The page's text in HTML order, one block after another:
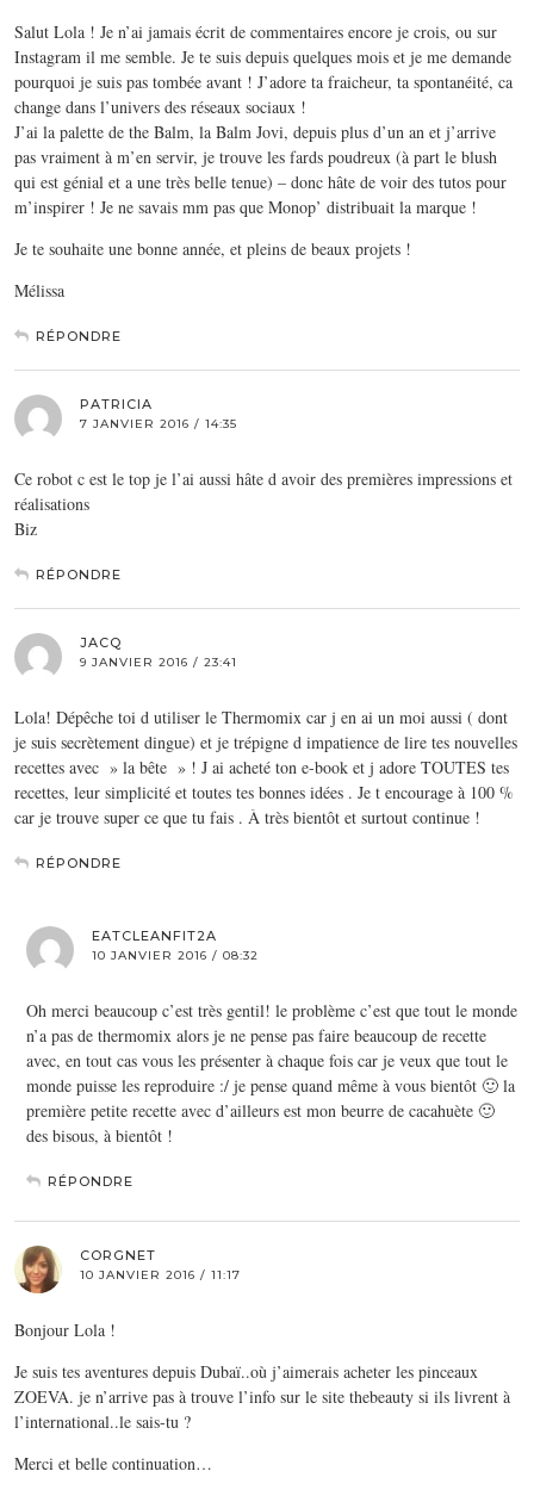
Salut Lola ! Je n’ai jamais écrit de commentaires encore je crois, ou sur
Instagram il me semble. Je te suis depuis quelques mois et je me demande
pourquoi je suis pas tombée avant ! J’adore ta fraicheur, ta spontanéité, ca
change dans l’univers des réseaux sociaux !
J’ai la palette de the Balm, la Balm Jovi, depuis plus d’un an et j’arrive
pas vraiment à m’en servir, je trouve les fards poudreux (à part le blush
qui est génial et a une très belle tenue) – donc hâte de voir des tutos pour
m’inspirer ! Je ne savais mm pas que Monop’ distribuait la marque !
Je te souhaite une bonne année, et pleins de beaux projets !
Mélissa
RÉPONDRE
PATRICIA
7 JANVIER 2016 / 14:35
Ce robot c est le top je l’ai aussi hâte d avoir des premières impressions et
réalisations
Biz
RÉPONDRE
JACQ
9 JANVIER 2016 / 23:41
Lola! Dépêche toi d utiliser le Thermomix car j en ai un moi aussi ( dont
je suis secrètement dingue) et je trépigne d impatience de lire tes nouvelles
recettes avec » la bête » ! J ai acheté ton e-book et j adore TOUTES tes
recettes, leur simplicité et toutes tes bonnes idées . Je t encourage à 100 %
car je trouve super ce que tu fais . À très bientôt et surtout continue !
RÉPONDRE
EATCLEANFIT2A
10 JANVIER 2016 / 08:32
Oh merci beaucoup c’est très gentil! le problème c’est que tout le monde
n’a pas de thermomix alors je ne pense pas faire beaucoup de recette
avec, en tout cas vous les présenter à chaque fois car je veux que tout le
monde puisse les reproduire :/ je pense quand même à vous bientôt 🙂 la
première petite recette avec d’ailleurs est mon beurre de cacahuète 🙂
des bisous, à bientôt !
RÉPONDRE
CORGNET
10 JANVIER 2016 / 11:17
Bonjour Lola !
Je suis tes aventures depuis Dubaï..où j’aimerais acheter les pinceaux
ZOEVA. je n’arrive pas à trouve l’info sur le site thebeauty si ils livrent à
l’international..le sais-tu ?
Merci et belle continuation…